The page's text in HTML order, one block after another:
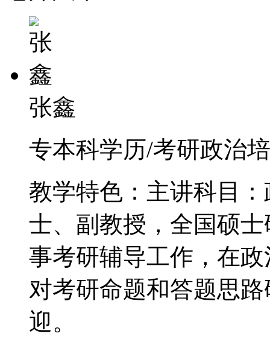
张鑫
专本科学历/考研政治
教学特色：主讲科目
士、副教授，全国硕
事考研辅导工作，在
对考研命题和答题思
迎。